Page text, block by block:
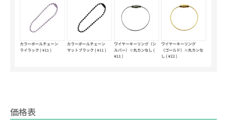
価格表